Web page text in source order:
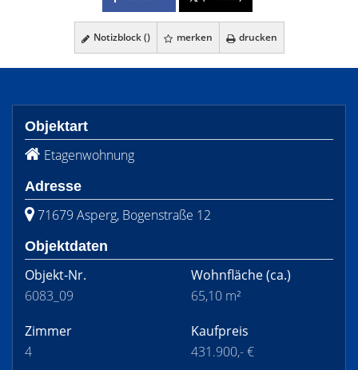
Notizblock () merken drucken
Objektart
Etagenwohnung
Adresse
71679 Asperg, Bogenstraße 12
Objektdaten
Objekt-Nr.
6083_09
Wohnfläche(ca.)
65,10 m²
Zimmer
4
Kaufpreis
431.900,- €